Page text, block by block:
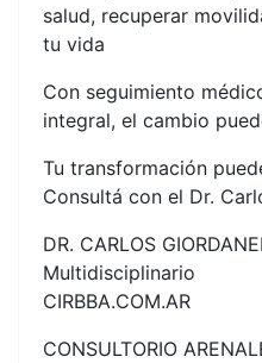
salud, recuperar
tu vida
Con seguimiento
integral, el cambio
Tu transformación
Consultá con el Dr.
DR. CARLOS
Multidisciplinario
CIRBBA.COM.AR
CONSULTORIO